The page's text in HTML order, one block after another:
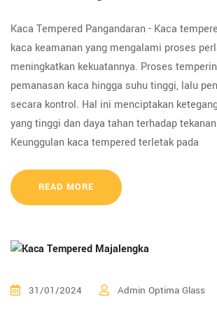
Kaca Tempered Pangandaran - Kaca
kaca keamanan yang mengalami proses
meningkatkan kekuatannya. Proses
pemanasan kaca hingga suhu tinggi, lalu
secara kontrol. Hal ini menciptakan
yang tinggi dan daya tahan terhadap
Keunggulan kaca tempered terletak pada
READ MORE
31/01/2024 Admin Optima Glass